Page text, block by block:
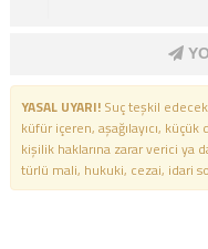
YASAL UYARI!Suç teşkil
küfür içeren, aşağılayıcı,
kişilik haklarına zarar verici
türlü mali, hukuki, cezai, idari